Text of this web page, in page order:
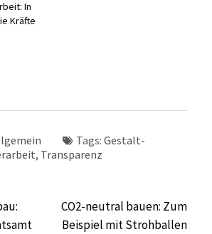
In
Kräfte
Tags: Gestalt-
, Transparenz
CO2-neutral bauen: Zum
Beispiel mit Strohballen